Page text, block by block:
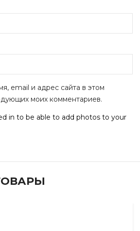
email и адрес сайта в этом
моих комментариев.
in to be able to add photos to your